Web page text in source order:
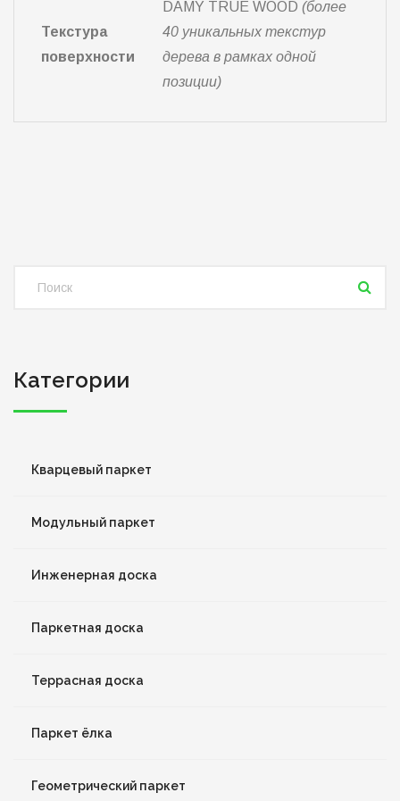
Текстура
поверхности
DAMY TRUE WOOD (более
40 уникальных текстур
дерева в рамках одной
позиции)
Категории
Кварцевый паркет
Модульный паркет
Инженерная доска
Паркетная доска
Террасная доска
Паркет ёлка
Геометрический паркет